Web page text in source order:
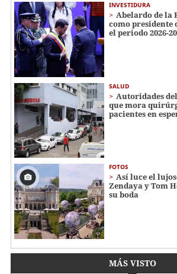
INVESTIDURA
Abelardo de la
como presidente
el periodo 2026-
SALUD
Autoridades
que mora
pacientes en
FOTOS
Así luce el
Zendaya y Tom
su boda
MÁS VISTO